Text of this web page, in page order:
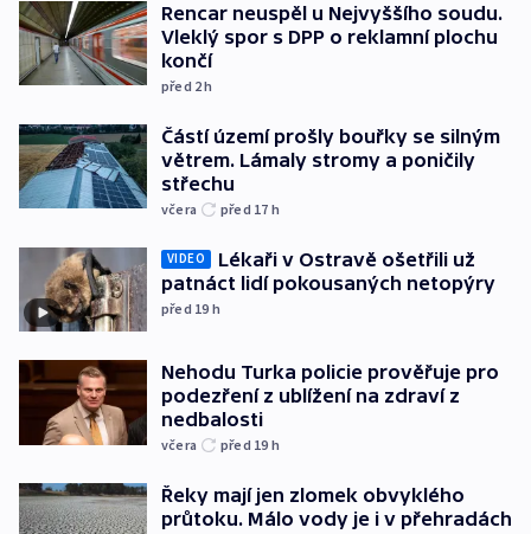
Rencar neuspěl u Nejvyššího soudu.
Vleklý spor s DPP o reklamní plochu
končí
před 2h
Částí území prošly bouřky se silným
větrem. Lámaly stromy a poničily
střechu
včera před 17 h
VIDEO
Lékaři v Ostravě ošetřili už
patnáct lidí pokousaných netopýry
před 19 h
Nehodu Turka policie prověřuje pro
podezření z ublížení na zdraví z
nedbalosti
včera před 19 h
Řeky mají jen zlomek obvyklého
průtoku. Málo vody je i v přehradách